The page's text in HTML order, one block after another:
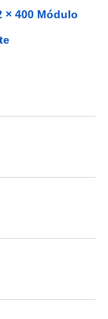
× 400 Módulo